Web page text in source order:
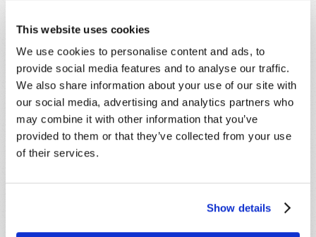
This website uses cookies
We use cookies to personalise content and ads, to
provide social media features and to analyse our traffic.
We also share information about your use of our site with
our social media, advertising and analytics partners who
may combine it with other information that you’ve
provided to them or that they’ve collected from your use
of their services.
Show details
Nom de
famille*
Email*
Message*